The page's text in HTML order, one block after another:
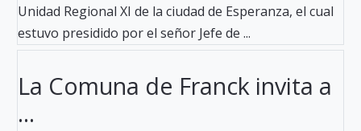
Unidad Regional XI de la ciudad de Esperanza, el cual
estuvo presidido por el señor Jefe de ...
La Comuna de Franck invita a
...